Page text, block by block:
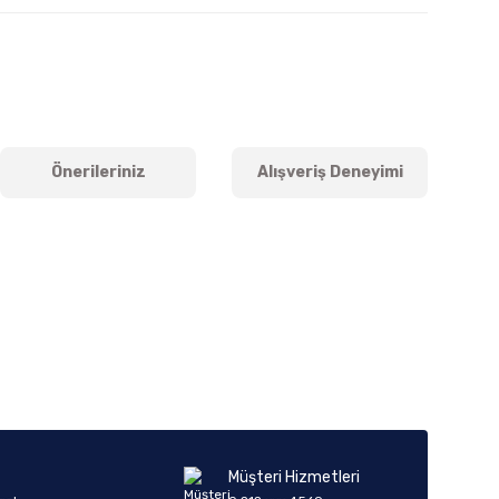
Önerileriniz Alışveriş Deneyimi
Müşteri Hizmetleri